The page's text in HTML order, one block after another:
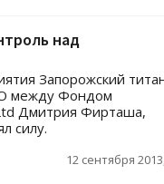
над
Запорожский
между Фондом
Дмитрия Фирташа,
силу.
12 сентября